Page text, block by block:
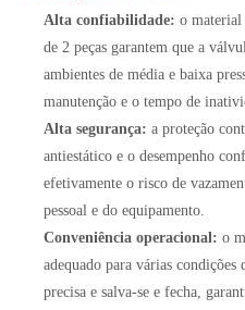
Alta confiabilidade: o material
de 2 peças garantem que a
ambientes de média e baixa
manutenção e o tempo de
Alta segurança: a proteção
antiestático e o desempenho
efetivamente o risco de
pessoal e do equipamento.
Conveniência operacional: o
adequado para várias condições
precisa e salva-se e fecha,